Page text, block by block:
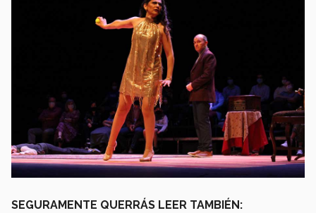
SEGURAMENTE QUERRÁS LEER TAMBIÉN: